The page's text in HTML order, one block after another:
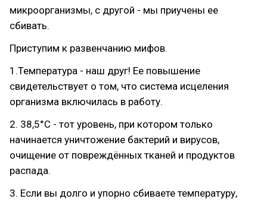
микроорганизмы, с другой - мы приучены ее
сбивать.
Приступим к развенчанию мифов.
1.Температура - наш друг! Ее повышение
свидетельствует о том, что система исцеления
организма включилась в работу.
2. 38,5°С - тот уровень, при котором только
начинается уничтожение бактерий и вирусов,
очищение от повреждённых тканей и продуктов
распада.
3. Если вы долго и упорно сбиваете температуру,